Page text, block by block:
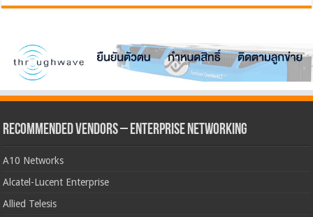
Recommended Vendors – Enterprise Networking
A10 Networks
Alcatel-Lucent Enterprise
Allied Telesis